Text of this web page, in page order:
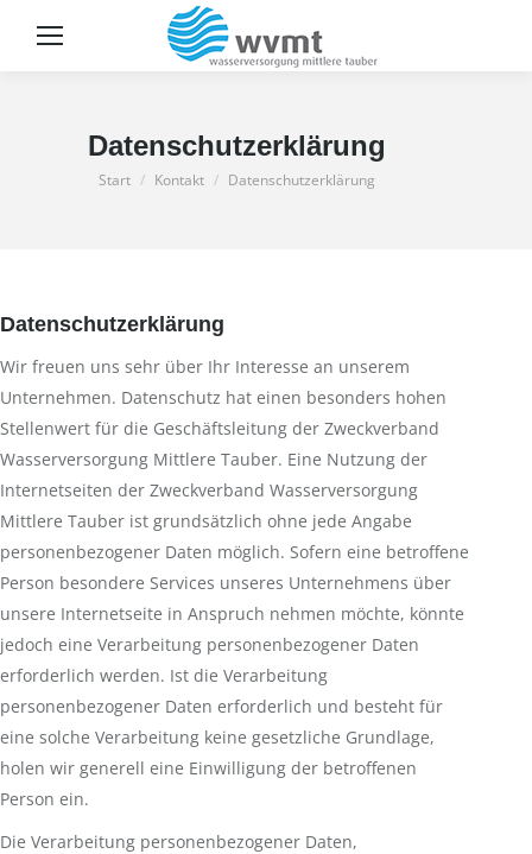
Datenschutzerklärung
Sie befinden sich hier:
Start Kontakt Datenschutzerklärung
Datenschutzerklärung
Wir freuen uns sehr über Ihr Interesse an unserem
Unternehmen. Datenschutz hat einen besonders hohen
Stellenwert für die Geschäftsleitung der Zweckverband
Wasserversorgung Mittlere Tauber. Eine Nutzung der
Internetseiten der Zweckverband Wasserversorgung
Mittlere Tauber ist grundsätzlich ohne jede Angabe
personenbezogener Daten möglich. Sofern eine betroffene
Person besondere Services unseres Unternehmens über
unsere Internetseite in Anspruch nehmen möchte, könnte
jedoch eine Verarbeitung personenbezogener Daten
erforderlich werden. Ist die Verarbeitung
personenbezogener Daten erforderlich und besteht für
eine solche Verarbeitung keine gesetzliche Grundlage,
holen wir generell eine Einwilligung der betroffenen
Person ein.
Die Verarbeitung personenbezogener Daten,